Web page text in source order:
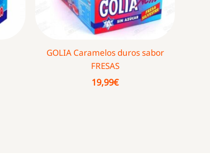
GOLIA Caramelos duros sabor
FRESAS
19,99€